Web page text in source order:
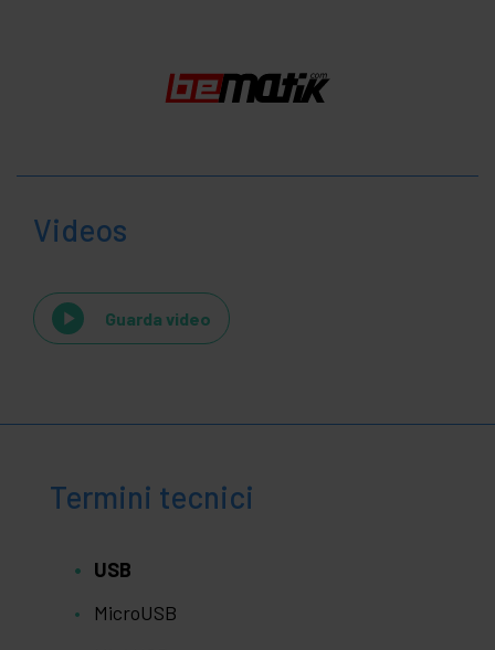
Videos
Guarda video
Termini tecnici
USB
MicroUSB